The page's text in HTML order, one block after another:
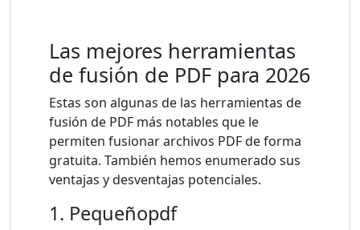
Las mejores herramientas
de fusión de PDF para 2026
Estas son algunas de las herramientas de
fusión de PDF más notables que le
permiten fusionar archivos PDF de forma
gratuita. También hemos enumerado sus
ventajas y desventajas potenciales.
1. Pequeñopdf